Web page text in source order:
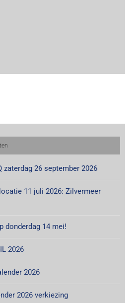
zaterdag 26 september 2026
11 juli 2026: Zilvermeer
donderdag 14 mei!
2026
2026
2026 verkiezing